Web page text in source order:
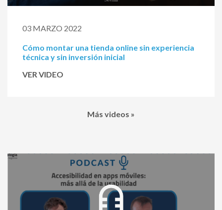
03 MARZO 2022
Cómo montar una tienda online sin experiencia
técnica y sin inversión inicial
VER VIDEO
Más videos »